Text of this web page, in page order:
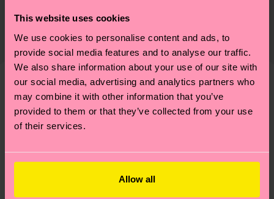
This website uses cookies
We use cookies to personalise content and ads, to
provide social media features and to analyse our traffic.
We also share information about your use of our site with
our social media, advertising and analytics partners who
may combine it with other information that you’ve
provided to them or that they’ve collected from your use
of their services.
Allow all
Informazioni dettagliate:
PEZZO 1:75% Mix di cotone biologico, 24%
Poliammide, 1% Elastan
PEZZO 2: 75% Mix di cotone biologico, 24%
Poliammide, 1% Elastan
PEZZO 3:75% Mix di cotone biologico, 24%
lifestyle: non si ferma alla qualità o alle
emissioni, amore per i calzini… e tantissime altre
piccole-grandi scelte responsabili! Vuoi scoprire
tutti i nostri segreti (e qualche dritta utile)? Dai
un’occhiata alla nostra pagina sulla sostenibilità
Il tempo di consegna stimato per Italia dalla data
di spedizione è di 5-8 giorni lavorativi. Tieni
presente che si tratta solo di una stima: la
consegna effettiva dipende dai servizi postali
locali.
Hai domande sui resi? Visita la nostra pagina
Secondo noi, ti piaceràPattern simili